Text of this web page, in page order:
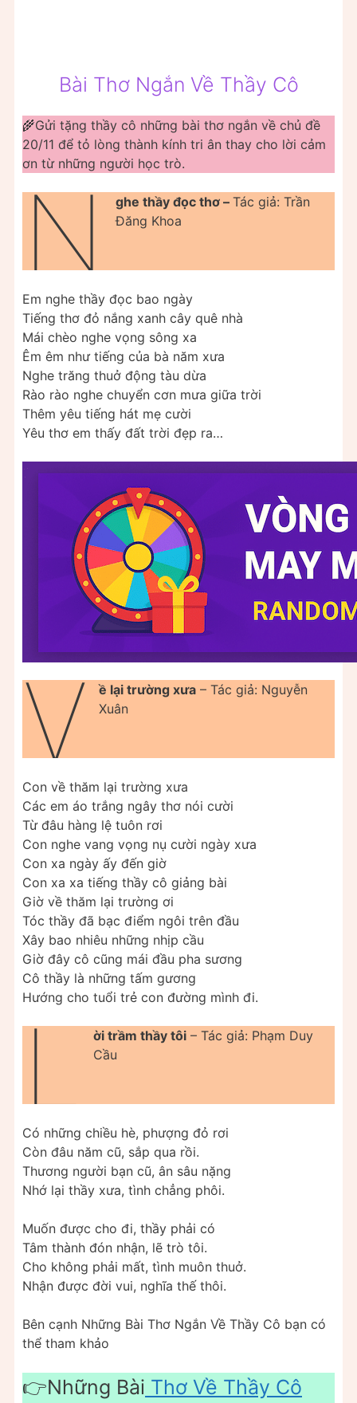
Bài Thơ Ngắn Về Thầy Cô
🌾Gửi tặng thầy cô những bài thơ ngắn về chủ đề
20/11 để tỏ lòng thành kính tri ân thay cho lời cảm
ơn từ những người học trò.
N ghe thầy đọc thơ –Tác giả: Trần
Đăng Khoa
Em nghe thầy đọc bao ngày
Tiếng thơ đỏ nắng xanh cây quê nhà
Mái chèo nghe vọng sông xa
Êm êm như tiếng của bà năm xưa
Nghe trăng thuở động tàu dừa
Rào rào nghe chuyển cơn mưa giữa trời
Thêm yêu tiếng hát mẹ cười
Yêu thơ em thấy đất trời đẹp ra…
V ề lại trường xưa – Tác giả: Nguyễn
Xuân
Con về thăm lại trường xưa
Các em áo trắng ngây thơ nói cười
Từ đâu hàng lệ tuôn rơi
Con nghe vang vọng nụ cười ngày xưa
Con xa ngày ấy đến giờ
Con xa xa tiếng thầy cô giảng bài
Giờ về thăm lại trường ơi
Tóc thầy đã bạc điểm ngôi trên đầu
Xây bao nhiêu những nhịp cầu
Giờ đây cô cũng mái đầu pha sương
Cô thầy là những tấm gương
Hướng cho tuổi trẻ con đường mình đi.
L ời trầm thầy tôi – Tác giả: Phạm Duy
Cầu
Có những chiều hè, phượng đỏ rơi
Còn đâu năm cũ, sắp qua rồi.
Thương người bạn cũ, ân sâu nặng
Nhớ lại thầy xưa, tình chẳng phôi.
Muốn được cho đi, thầy phải có
Tâm thành đón nhận, lẽ trò tôi.
Cho không phải mất, tình muôn thuở.
Nhận được đời vui, nghĩa thế thôi.
Bên cạnh Những Bài Thơ Ngắn Về Thầy Cô bạn có
thể tham khảo
👉Những Bài Thơ Về Thầy Cô